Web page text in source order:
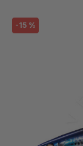
ВЪДИЦИ
-15 %